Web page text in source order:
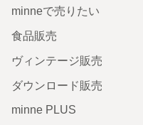
minneで売りたい
食品販売
ヴィンテージ販売
ダウンロード販売
minne PLUS